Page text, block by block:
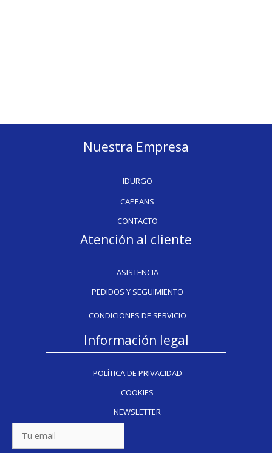
Nuestra Empresa
IDURGO
CAPEANS
CONTACTO
Atención al cliente
ASISTENCIA
PEDIDOS Y SEGUIMIENTO
CONDICIONES DE SERVICIO
Información legal
POLÍTICA DE PRIVACIDAD
COOKIES
NEWSLETTER